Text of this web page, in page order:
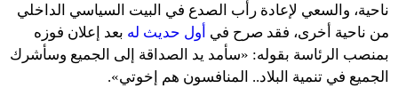
ناحية، والسعي لإعادة رأب الصدع في البيت السياسي الداخلي
من ناحية أخرى، فقد صرح في أول حديث له بعد إعلان فوزه
بمنصب الرئاسة بقوله: «سأمد يد الصداقة إلى الجميع وسأشرك
الجميع في تنمية البلاد.. المنافسون هم إخوتي».